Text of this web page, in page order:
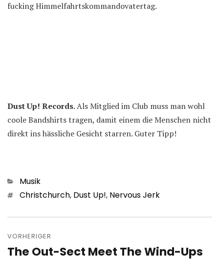
fucking Himmelfahrtskommandovatertag.
Dust Up! Records. Als Mitglied im Club muss man wohl
coole Bandshirts tragen, damit einem die Menschen nicht
direkt ins hässliche Gesicht starren. Guter Tipp!
Kategorien
Musik
Schlagwörter
Christchurch, Dust Up!, Nervous Jerk
VORHERIGER
Vorheriger
The Out​-​Sect Meet The Wind​-​Ups